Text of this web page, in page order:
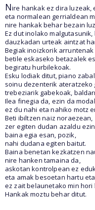
Nire hankak ez dira luzeak,
eta normalean gerrialdean
nire hankak behar bezain
Ez dut inolako
dauzkadan urteak aintzat
Begiak inoizkorik arruntenak
betile eskaseko betazalek
begiratu hurbilekoak.
Esku lodiak ditut, piano
soinu dezenterik ateratzeko
trebeziarik gabekoak,
Ilea finegia da, ezin da
ez du nahi eta nahiko motz
Beti ibiltzen naiz noraezean,
zer egiten dudan azaldu
baina egia esan, pozik,
nahi dudana egiten baitut.
Baina benetan kezkatzen
nire hanken tamaina da,
askotan kontrolpean ez
eta amak besoetan hartu
ez zait belaunetako min hori
Hankak moztu behar ditut.